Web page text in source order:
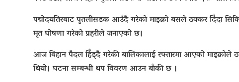
पद्मोदयतिरबाट पुतलीसडक आउँदै गरेको माइक्रो बसले ठक्कर दिँदा
मृत घोषणा गरेको प्रहरीले जनाएको छ।
आज बिहान पैदल हिँड्दै गरेकी बालिकालाई रफ्तारमा आएको माइक्रोले
थियो। घटना सम्बन्धी थप विवरण आउन बाँकी छ ।